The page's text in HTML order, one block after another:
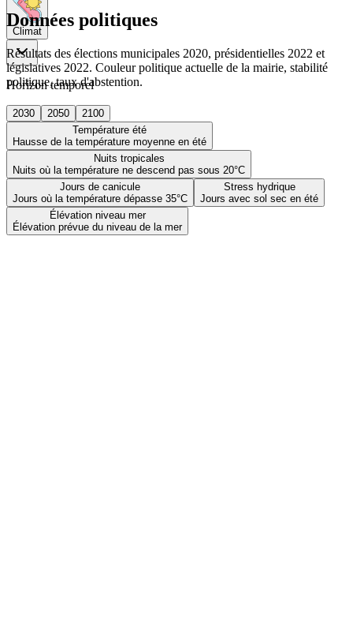
Climat
Horizon temporel
2030 2050
2100
Température été
Hausse de la température moyenne en été
Nuits tropicales
Nuits où la température ne descend pas sous 20°C
Jours de canicule
Jours où la température dépasse 35°C
Stress hydrique
Jours avec sol sec en été
Élévation niveau mer
Élévation prévue du niveau de la mer
Données politiques
Résultats des élections municipales 2020, présidentielles 2022 et
législatives 2022. Couleur politique actuelle de la mairie, stabilité
politique, taux d'abstention.